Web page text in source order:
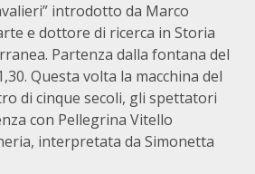
introdotto da Marco
e dottore di ricerca in Storia
Partenza dalla fontana del
Questa volta la macchina del
di cinque secoli, gli spettatori
con Pellegrina Vitello
interpretata da Simonetta